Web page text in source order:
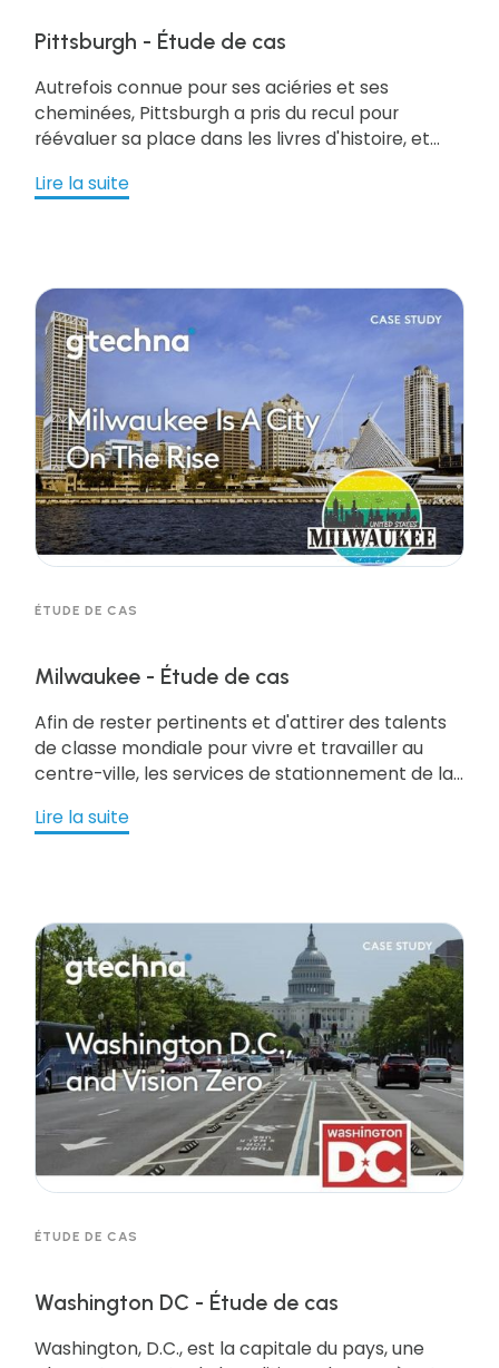
Pittsburgh - Étude de cas
Autrefois connue pour ses aciéries et ses
cheminées, Pittsburgh a pris du recul pour
réévaluer sa place dans les livres d'histoire, et
l'avenir. Une partie de cette innovation se trouve
Lire la suite
ÉTUDE DE CAS
Milwaukee - Étude de cas
Afin de rester pertinents et d'attirer des talents
de classe mondiale pour vivre et travailler au
centre-ville, les services de stationnement de la
des leaders et agir rapidement pour faciliter
gouvernement ; et, comme cela a été le cas
pour d'autres agences de stationnement,
l'inaction risque d'impliquer des acteurs externes,
ce qui peut être préjudiciable. Milwaukee a choisi
de devenir l'un de ces leaders en évaluant les
moyens de tirer parti des nouvelles technologies
pour atteindre les buts et objectifs de la ville en
matière de stationnement et de transport.
Lire la suite
ÉTUDE DE CAS
Washington DC - Étude de cas
Washington, D.C., est la capitale du pays, une